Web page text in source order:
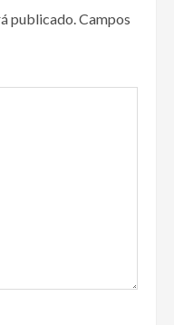
publicado.Campos